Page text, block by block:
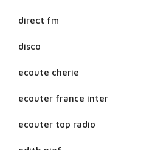
direct fm
disco
ecoute cherie
ecouter france inter
ecouter top radio